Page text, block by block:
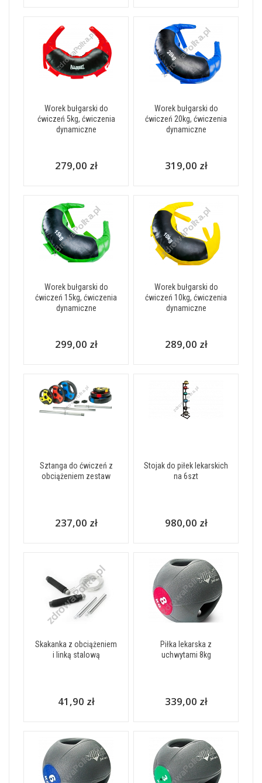
Worek bułgarski do
ćwiczeń 5kg, ćwiczenia
dynamiczne
279,00 zł
Worek bułgarski do
ćwiczeń 20kg, ćwiczenia
dynamiczne
319,00 zł
Worek bułgarski do
ćwiczeń 15kg, ćwiczenia
dynamiczne
299,00 zł
Worek bułgarski do
ćwiczeń 10kg, ćwiczenia
dynamiczne
289,00 zł
Sztanga do ćwiczeń z
obciążeniem zestaw
237,00 zł
Stojak do piłek lekarskich
na 6szt
980,00 zł
Skakanka z obciążeniem
i linką stalową
41,90 zł
Piłka lekarska z
uchwytami 8kg
339,00 zł